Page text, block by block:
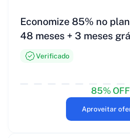
Economize 85% no
48 meses + 3 meses
Verificado
85% OFF
Aproveitar